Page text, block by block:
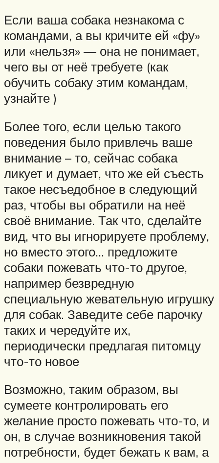
Если ваша собака незнакома с
командами, а вы кричите ей «фу»
или «нельзя» — она не понимает,
чего вы от неё требуете (как
обучить собаку этим командам,
узнайте )
Более того, если целью такого
поведения было привлечь ваше
внимание – то, сейчас собака
ликует и думает, что же ей съесть
такое несъедобное в следующий
раз, чтобы вы обратили на неё
своё внимание. Так что, сделайте
вид, что вы игнорируете проблему,
но вместо этого… предложите
собаки пожевать что-то другое,
например безвредную
специальную жевательную игрушку
для собак. Заведите себе парочку
таких и чередуйте их,
периодически предлагая питомцу
что-то новое
Возможно, таким образом, вы
сумеете контролировать его
желание просто пожевать что-то, и
он, в случае возникновения такой
потребности, будет бежать к вам, а